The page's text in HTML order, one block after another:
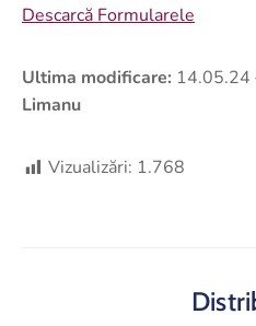
Descarcă Formularele
Ultima modificare: 14.05.24
Limanu
Vizualizări: 1.768